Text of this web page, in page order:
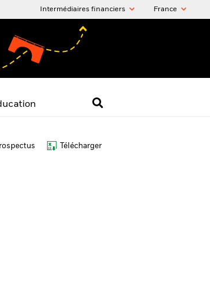
Intermédiaires financiers France
Télécharger